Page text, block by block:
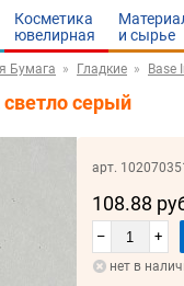
Косметика
ювелирная
и cырье
Бумага Гладкие Base
серый
арт.
108.88
– +
нет в